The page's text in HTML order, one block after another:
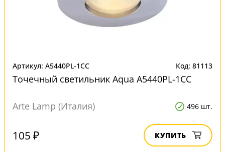
Артикул: A5440PL-1CC Код: 81113
Точечный светильник Aqua A5440PL-1CC
Arte Lamp (Италия) 496 шт.
105 ₽ КУПИТЬ